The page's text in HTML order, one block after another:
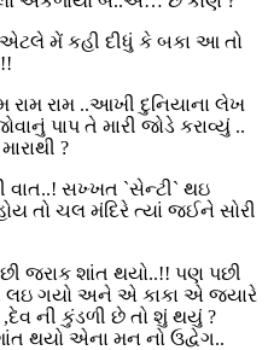
મેં કહી દીધું કે બકા આ તો
રામ રામ ..આખી દુનિયાના લેખ
પાપ તે મારી જોડે કરાવ્યું ..
?
સખ્ખત `સેન્ટી` થઇ
તો ચલ મંદિરે ત્યાં જઈને સોરી
જરાક શાંત થયો..!! પણ પછી
લઇ ગયો અને એ કાકા એ જયારે
ની કુંડળી છે તો શું થયું ?
થયો એના મન નો ઉદ્વેગ..